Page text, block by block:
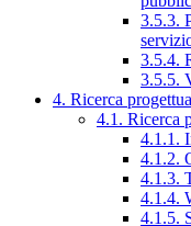
3.5.3.
3.5.4.
3.5.5.
4. Ricerca
4.1. Ricerca
4.1.1.
4.1.2.
4.1.3.
4.1.4.
4.1.5.